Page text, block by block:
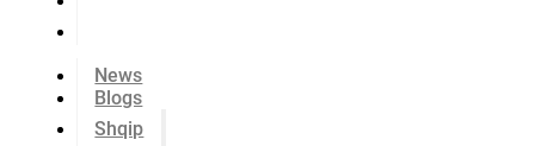
News
Blogs
Shqip